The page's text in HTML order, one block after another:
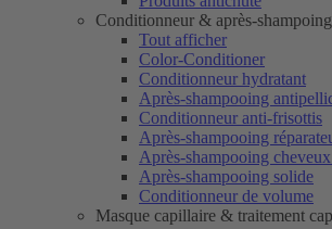
Conditionneur & après-shampoing
Tout afficher
Color-Conditioner
Conditionneur hydratant
Après-shampooing
Conditionneur anti-frisottis
Après-shampooing
Après-shampooing
Après-shampooing solide
Conditionneur de volume
Masque capillaire & traitement